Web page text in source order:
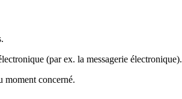
(par ex. la messagerie électronique).
moment concerné.